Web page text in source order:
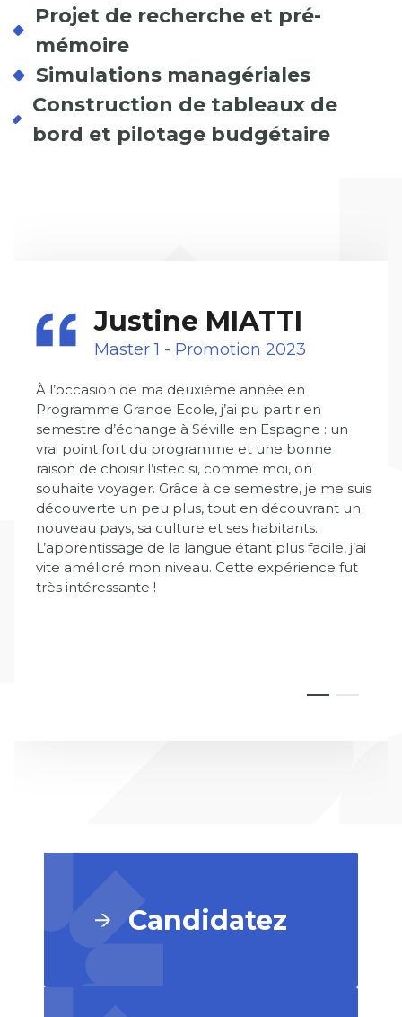
Projet de recherche et pré-
mémoire
Simulations managériales
Construction de tableaux de
bord et pilotage budgétaire
Justine MIATTI
Master 1 - Promotion 2023
À l’occasion de ma deuxième année en
Programme Grande Ecole, j’ai pu partir en
semestre d’échange à Séville en Espagne : un
vrai point fort du programme et une bonne
raison de choisir l’istec si, comme moi, on
souhaite voyager. Grâce à ce semestre, je me suis
découverte un peu plus, tout en découvrant un
nouveau pays, sa culture et ses habitants.
L’apprentissage de la langue étant plus facile, j’ai
vite amélioré mon niveau. Cette expérience fut
très intéressante !
Candidatez